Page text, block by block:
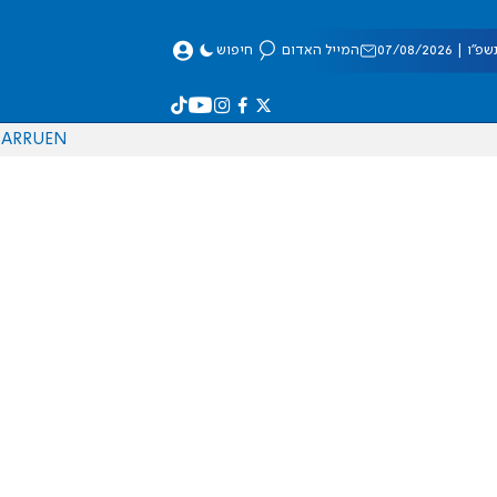
08/2026 המייל האדום חיפוש
EN
RU
AR